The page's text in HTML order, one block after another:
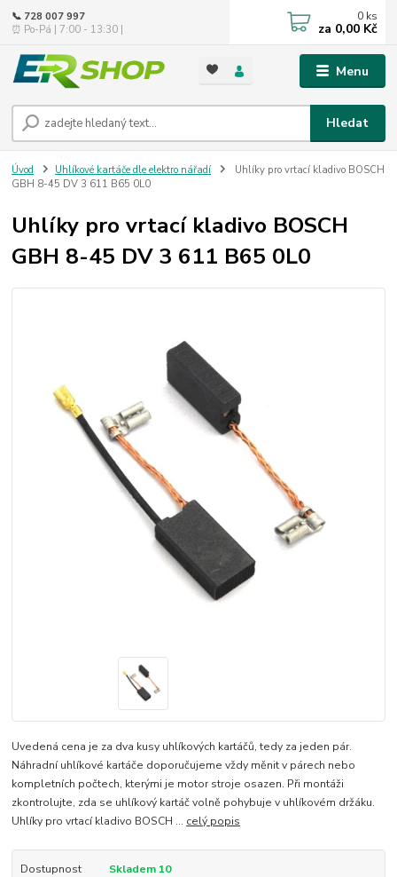
Menu
Hledat
📞 728 007 997
⏰ Po-Pá | 7:00 - 13:30 |
0 ks
za 0,00 Kč
Úvod Uhlíkové kartáče dle elektro nářadí
Uhlíky pro vrtací kladivo BOSCH
GBH 8-45 DV 3 611 B65 0L0
Uhlíky pro vrtací kladivo BOSCH
GBH 8-45 DV 3 611 B65 0L0
Uvedená cena je za dva kusy uhlíkových kartáčů, tedy za jeden pár.
Náhradní uhlíkové kartáče doporučujeme vždy měnit v párech nebo
kompletních počtech, kterými je motor stroje osazen. Při montáži
zkontrolujte, zda se uhlíkový kartáč volně pohybuje v uhlíkovém držáku.
Uhlíky pro vrtací kladivo BOSCH ... celý popis
Dostupnost Skladem 10